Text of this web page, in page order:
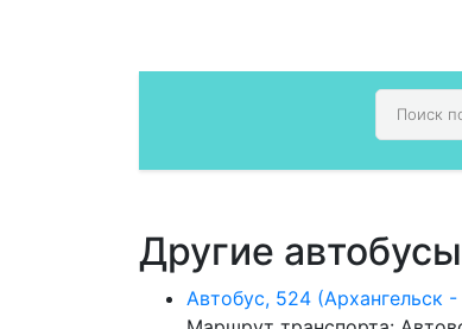
Другие
Автобус, 524 (Архангельск